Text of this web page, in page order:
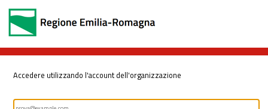
Accedere utilizzando l'account dell'organizzazione